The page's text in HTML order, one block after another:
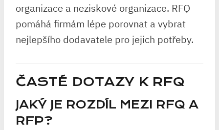
organizace a neziskové organizace. RFQ
pomáhá firmám lépe porovnat a vybrat
nejlepšího dodavatele pro jejich potřeby.
ČASTÉ DOTAZY K RFQ
JAKÝ JE ROZDÍL MEZI RFQ A
RFP?